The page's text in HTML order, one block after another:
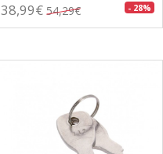
38,99€ 54,29€ - 28%